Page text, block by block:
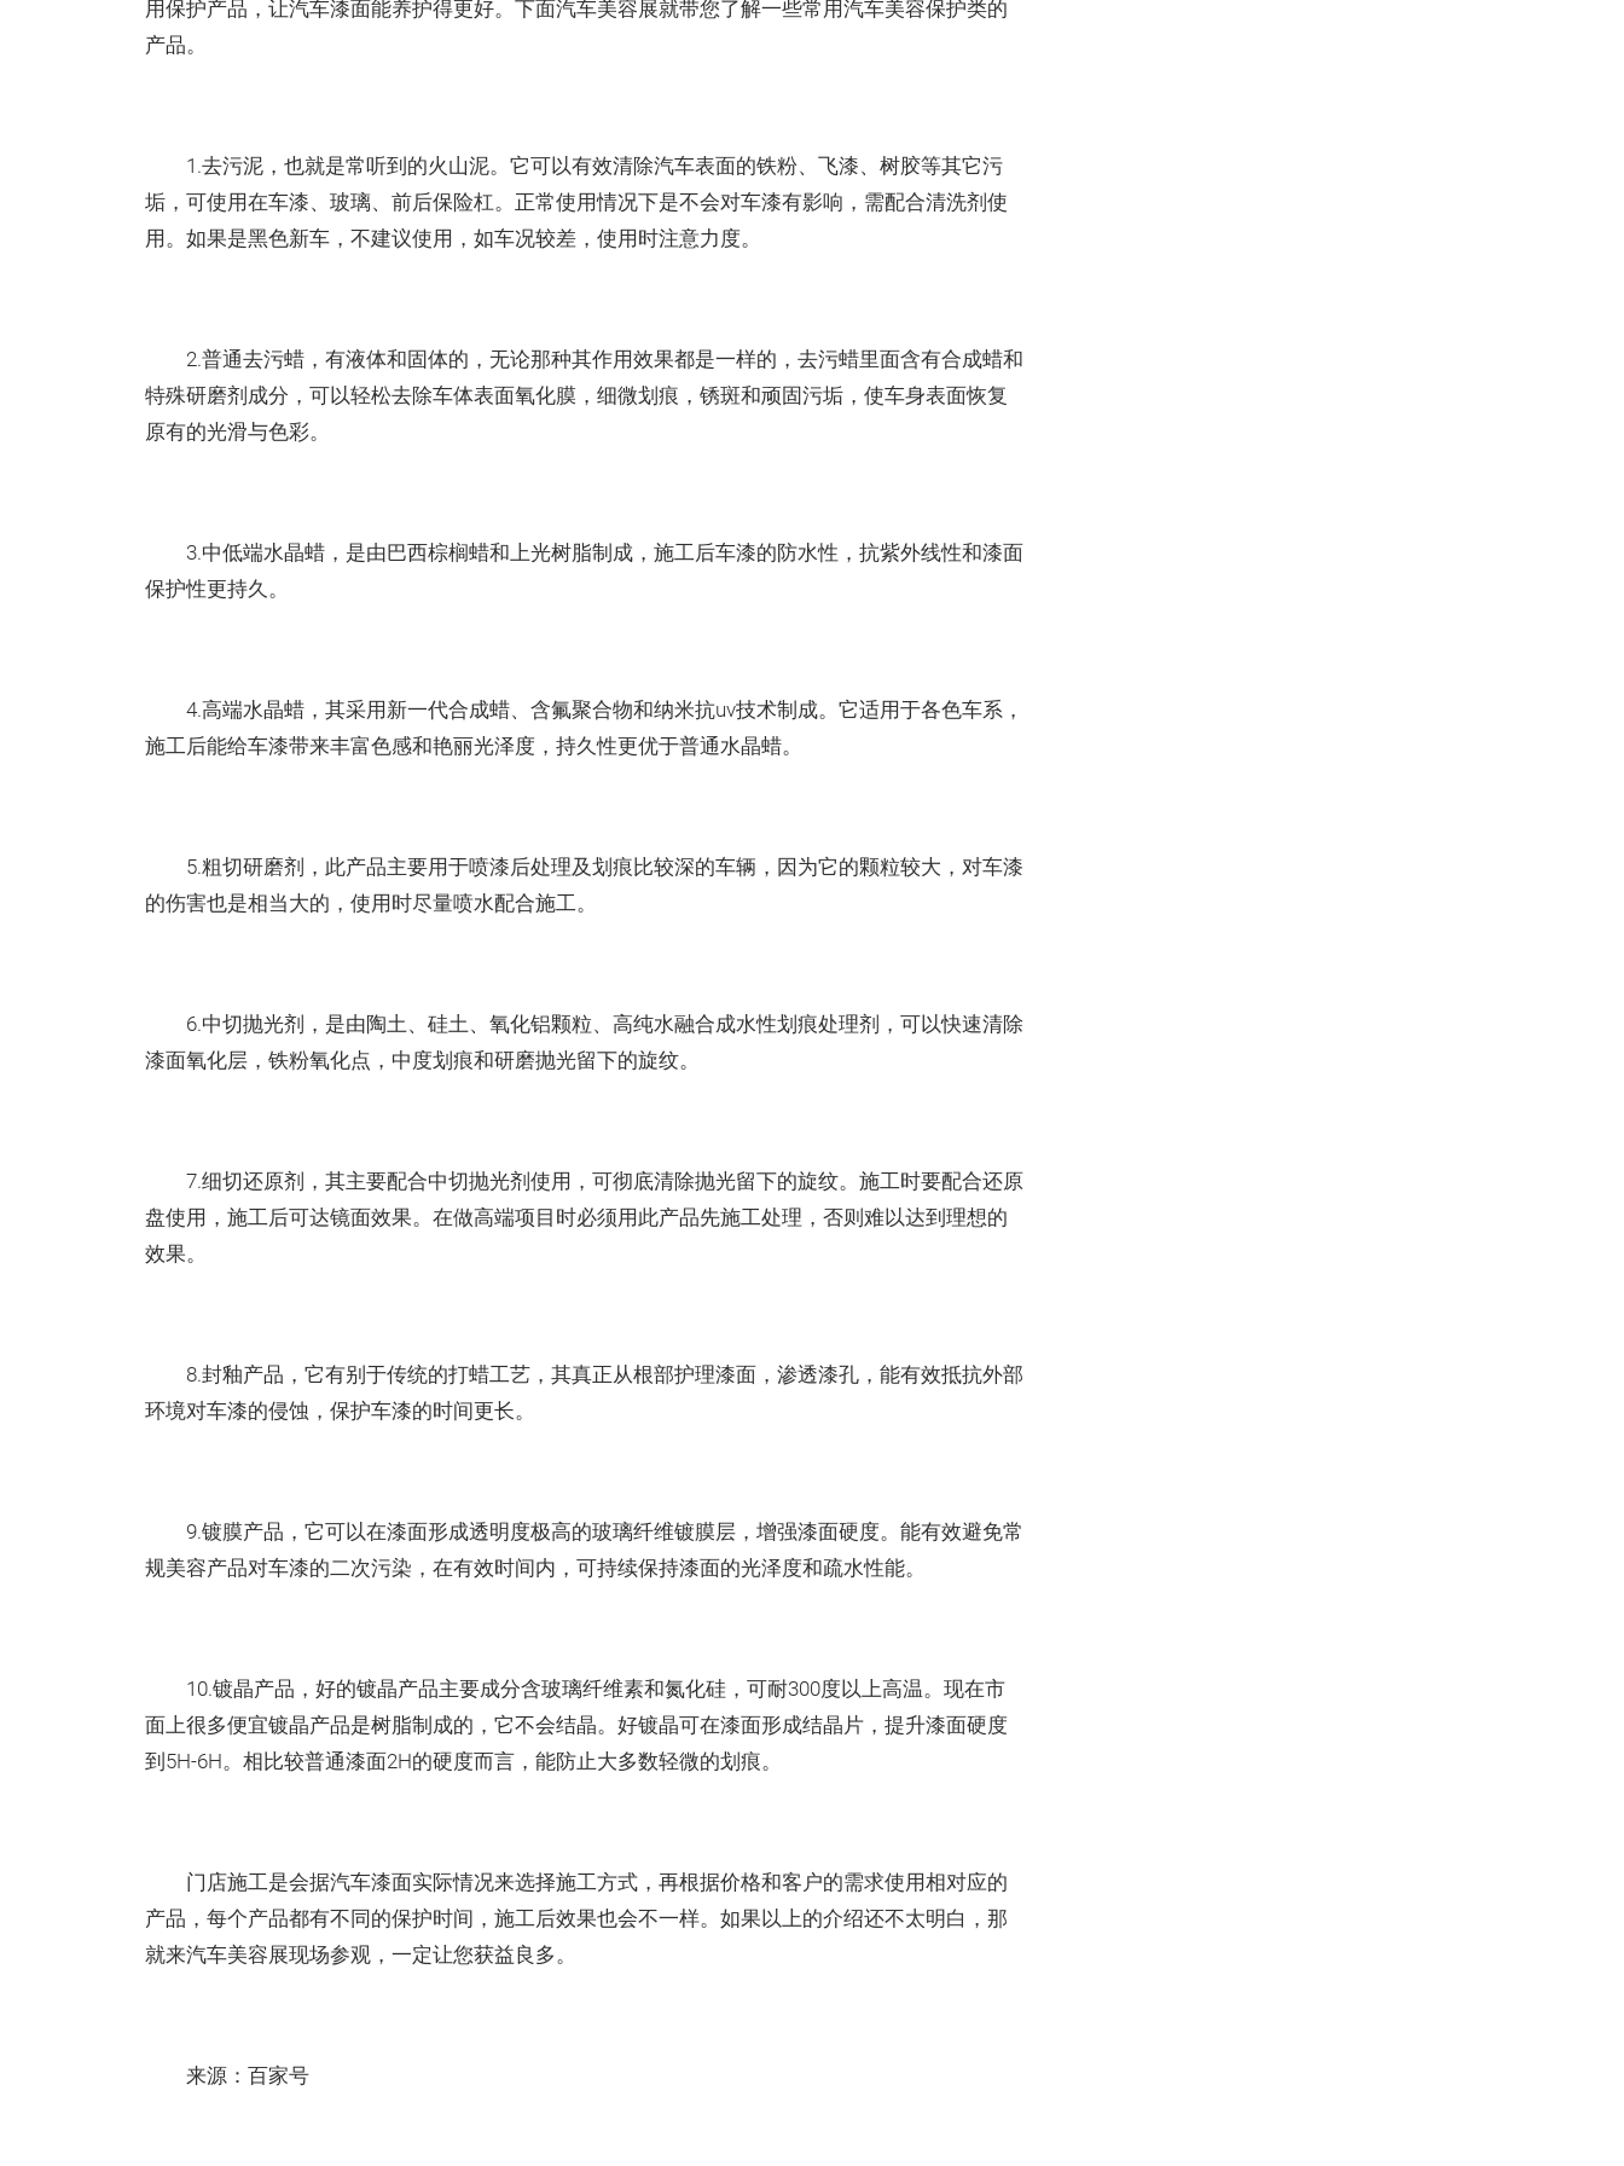
用保护产品，让汽车漆面能养护得更好。下面汽车美容展就带您了解一些常用汽车美容保护类的
产品。
1.去污泥，也就是常听到的火山泥。它可以有效清除汽车表面的铁粉、飞漆、树胶等其它污
垢，可使用在车漆、玻璃、前后保险杠。正常使用情况下是不会对车漆有影响，需配合清洗剂使
用。如果是黑色新车，不建议使用，如车况较差，使用时注意力度。
2.普通去污蜡，有液体和固体的，无论那种其作用效果都是一样的，去污蜡里面含有合成蜡和
特殊研磨剂成分，可以轻松去除车体表面氧化膜，细微划痕，锈斑和顽固污垢，使车身表面恢复
原有的光滑与色彩。
3.中低端水晶蜡，是由巴西棕榈蜡和上光树脂制成，施工后车漆的防水性，抗紫外线性和漆面
保护性更持久。
4.高端水晶蜡，其采用新一代合成蜡、含氟聚合物和纳米抗uv技术制成。它适用于各色车系，
施工后能给车漆带来丰富色感和艳丽光泽度，持久性更优于普通水晶蜡。
5.粗切研磨剂，此产品主要用于喷漆后处理及划痕比较深的车辆，因为它的颗粒较大，对车漆
的伤害也是相当大的，使用时尽量喷水配合施工。
6.中切抛光剂，是由陶土、硅土、氧化铝颗粒、高纯水融合成水性划痕处理剂，可以快速清除
漆面氧化层，铁粉氧化点，中度划痕和研磨抛光留下的旋纹。
7.细切还原剂，其主要配合中切抛光剂使用，可彻底清除抛光留下的旋纹。施工时要配合还原
盘使用，施工后可达镜面效果。在做高端项目时必须用此产品先施工处理，否则难以达到理想的
效果。
8.封釉产品，它有别于传统的打蜡工艺，其真正从根部护理漆面，渗透漆孔，能有效抵抗外部
环境对车漆的侵蚀，保护车漆的时间更长。
9.镀膜产品，它可以在漆面形成透明度极高的玻璃纤维镀膜层，增强漆面硬度。能有效避免常
规美容产品对车漆的二次污染，在有效时间内，可持续保持漆面的光泽度和疏水性能。
10.镀晶产品，好的镀晶产品主要成分含玻璃纤维素和氮化硅，可耐300度以上高温。现在市
面上很多便宜镀晶产品是树脂制成的，它不会结晶。好镀晶可在漆面形成结晶片，提升漆面硬度
到5H-6H。相比较普通漆面2H的硬度而言，能防止大多数轻微的划痕。
门店施工是会据汽车漆面实际情况来选择施工方式，再根据价格和客户的需求使用相对应的
产品，每个产品都有不同的保护时间，施工后效果也会不一样。如果以上的介绍还不太明白，那
就来汽车美容展现场参观，一定让您获益良多。
来源：百家号